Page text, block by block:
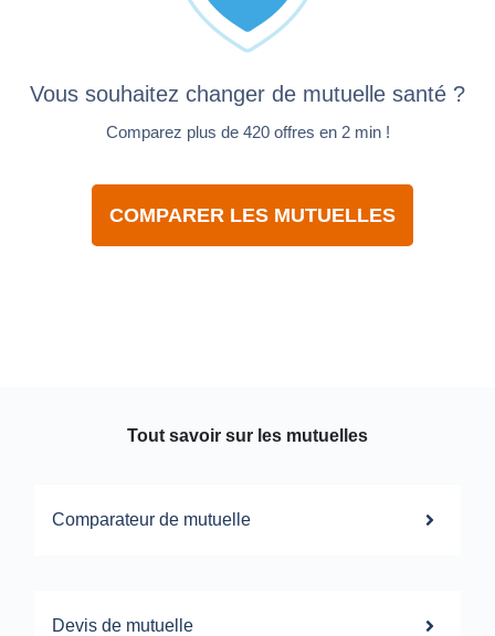
Vous souhaitez changer de mutuelle santé ?
Comparez plus de 420 offres en 2 min !
COMPARER LES MUTUELLES
Tout savoir sur les mutuelles
Comparateur de mutuelle
Devis de mutuelle